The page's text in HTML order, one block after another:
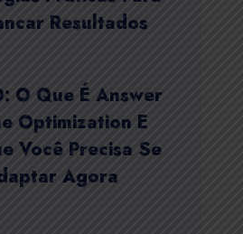
Resultados
O Que É Answer
Optimization E
Você Precisa Se
Agora